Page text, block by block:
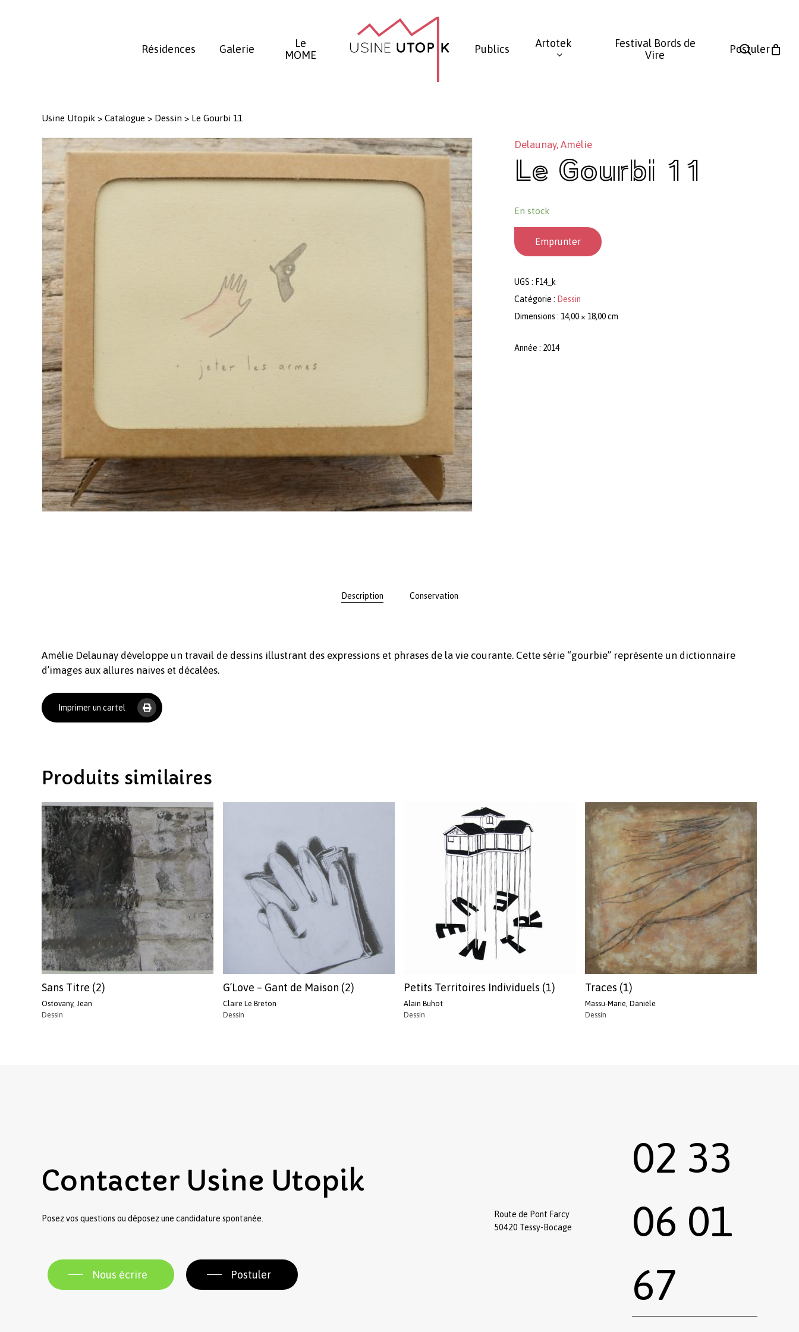
Résidences Galerie
Le
MOME
Publics Artotek
Festival Bords de
Vire
Postuler
search
panier
Votre panier est vide.
Usine Utopik > Catalogue > Dessin > Le Gourbi 11
Delaunay, Amélie
Le Gourbi 11
En stock
Emprunter
UGS : F14_k
Catégorie : Dessin
Dimensions : 14,00 × 18,00 cm
Année : 2014
Description Conservation
Amélie Delaunay développe un travail de dessins illustrant des expressions et phrases de la vie courante. Cette série “gourbie” représente un dictionnaire
d’images aux allures naives et décalées.
Imprimer un cartel
Produits similaires
Sans Titre (2)
Ostovany, Jean
Dessin
G’Love – Gant de Maison (2)
Claire Le Breton
Dessin
Petits Territoires Individuels (1)
Alain Buhot
Dessin
Traces (1)
Massu-Marie, Danièle
Dessin
Contacter Usine Utopik
Posez vos questions ou déposez une candidature spontanée.
Nous écrire Postuler
Route de Pont Farcy
50420 Tessy-Bocage
02 33
06 01
67